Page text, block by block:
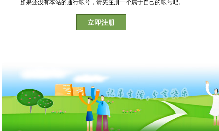
如果还没有本站的通行帐号，请先注册一个属于自己的帐号吧。
立即注册